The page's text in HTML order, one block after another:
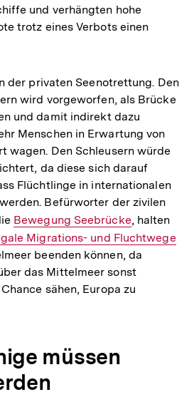
und verhängten hohe
trotz eines Verbots einen
der privaten Seenotrettung. Den
wird vorgeworfen, als Brücke
und damit indirekt dazu
Menschen in Erwartung von
wagen. Den Schleusern würde
da diese sich darauf
Flüchtlinge in internationalen
Befürworter der zivilen
Interner
Link:
Bewegung Seebrücke, halten
Migrations- und Fluchtwege
beenden können, da
das Mittelmeer sonst
sähen, Europa zu
müssen